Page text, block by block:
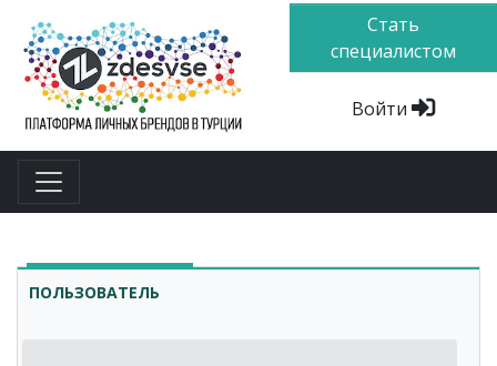
Стать
специалистом
Войти
ПОЛЬЗОВАТЕЛЬ